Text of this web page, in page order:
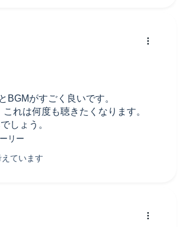
BGMがすごく良いです。
れは何度も聴きたくなります。
しょう。